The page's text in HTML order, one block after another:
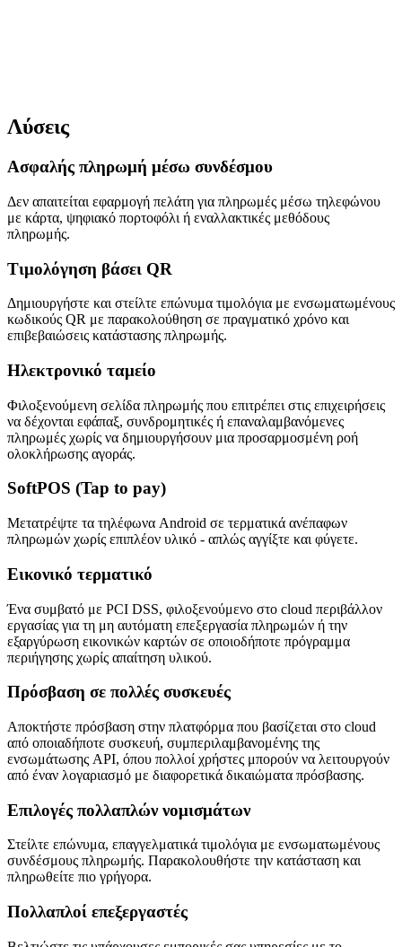
Λύσεις
Ασφαλής πληρωμή μέσω συνδέσμου
Δεν απαιτείται εφαρμογή πελάτη για πληρωμές μέσω τηλεφώνου
με κάρτα, ψηφιακό πορτοφόλι ή εναλλακτικές μεθόδους
πληρωμής.
Τιμολόγηση βάσει QR
Δημιουργήστε και στείλτε επώνυμα τιμολόγια με ενσωματωμένους
κωδικούς QR με παρακολούθηση σε πραγματικό χρόνο και
επιβεβαιώσεις κατάστασης πληρωμής.
Ηλεκτρονικό ταμείο
Φιλοξενούμενη σελίδα πληρωμής που επιτρέπει στις επιχειρήσεις
να δέχονται εφάπαξ, συνδρομητικές ή επαναλαμβανόμενες
πληρωμές χωρίς να δημιουργήσουν μια προσαρμοσμένη ροή
ολοκλήρωσης αγοράς.
SoftPOS (Tap to pay)
Μετατρέψτε τα τηλέφωνα Android σε τερματικά ανέπαφων
πληρωμών χωρίς επιπλέον υλικό - απλώς αγγίξτε και φύγετε.
Εικονικό τερματικό
Ένα συμβατό με PCI DSS, φιλοξενούμενο στο cloud περιβάλλον
εργασίας για τη μη αυτόματη επεξεργασία πληρωμών ή την
εξαργύρωση εικονικών καρτών σε οποιοδήποτε πρόγραμμα
περιήγησης χωρίς απαίτηση υλικού.
Πρόσβαση σε πολλές συσκευές
Αποκτήστε πρόσβαση στην πλατφόρμα που βασίζεται στο cloud
από οποιαδήποτε συσκευή, συμπεριλαμβανομένης της
ενσωμάτωσης API, όπου πολλοί χρήστες μπορούν να λειτουργούν
από έναν λογαριασμό με διαφορετικά δικαιώματα πρόσβασης.
Επιλογές πολλαπλών νομισμάτων
Στείλτε επώνυμα, επαγγελματικά τιμολόγια με ενσωματωμένους
συνδέσμους πληρωμής. Παρακολουθήστε την κατάσταση και
πληρωθείτε πιο γρήγορα.
Πολλαπλοί επεξεργαστές